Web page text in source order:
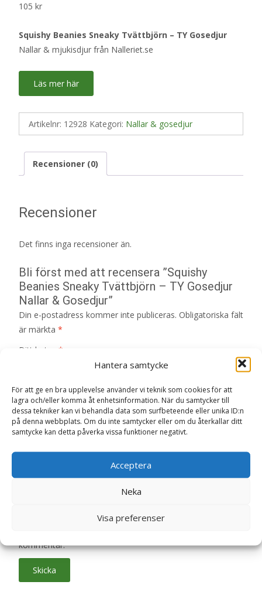
Hantera samtycke
För att ge en bra upplevelse använder vi teknik som cookies för att
lagra och/eller komma åt enhetsinformation. När du samtycker till
dessa tekniker kan vi behandla data som surfbeteende eller unika ID:n
på denna webbplats. Om du inte samtycker eller om du återkallar ditt
samtycke kan detta påverka vissa funktioner negativt.
Acceptera
Neka
Visa preferenser
105 kr
Squishy Beanies Sneaky Tvättbjörn – TY Gosedjur
Nallar & mjukisdjur från Nalleriet.se
Läs mer här
Artikelnr: 12928 Kategori: Nallar & gosedjur
Recensioner (0)
Recensioner
Det finns inga recensioner än.
Bli först med att recensera ”Squishy
Beanies Sneaky Tvättbjörn – TY Gosedjur
Nallar & Gosedjur”
Din e-postadress kommer inte publiceras. Obligatoriska fält
är märkta *
Ditt betyg *
Din recension*
Spara mitt namn, min e-postadress och webbplats i
kommentar.